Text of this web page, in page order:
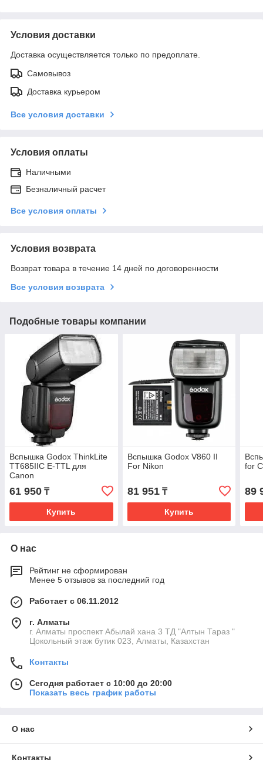
Условия доставки
Доставка осуществляется только по предоплате.
Самовывоз
Доставка курьером
Все условия доставки
Условия оплаты
Наличными
Безналичный расчет
Все условия оплаты
Условия возврата
Возврат товара в течение 14 дней по договоренности
Все условия возврата
Подобные товары компании
Вспышка Godox ThinkLite
TT685IIC E-TTL для
Canon
61 950 ₸
Купить
Вспышка Godox V860 II
For Nikon
81 951₸
Купить
for
89
О нас
Рейтинг не сформирован
Менее 5 отзывов за последний год
Работает с 06.11.2012
г. Алматы
г. Алматы проспект Абылай хана 3 ТД "Алтын Тараз "
Цокольный этаж бутик 023, Алматы, Казахстан
Контакты
Сегодня работает с 10:00 до 20:00
Показать весь график работы
О нас
Контакты